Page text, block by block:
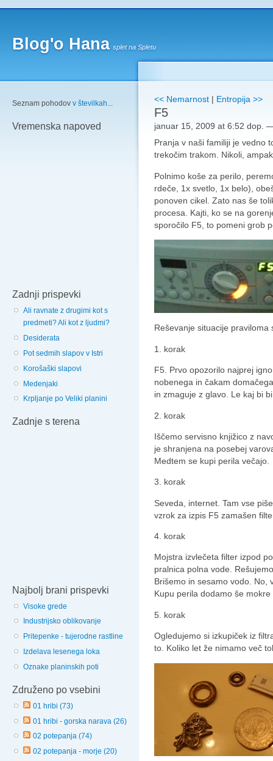
Blog'o Hana splet na Spletu
Seznam pohodov v številkah...
Vremenska napoved
Zadnji prispevki
Ali ravnate z drugimi kot s
predmeti? Ali kot z ljudmi?
Desiderata
Pot sedmih slapov v Istri
Korošaški slapovi
Medenjaki
Krpljanje po Veliki planini
Zadnje s terena
Najbolj brani prispevki
Visoke grede
Industrijsko oblikovanje
Pritepenke - tujerodne rastline
Izdelava lesenega loka
Oznake planinskih poti
Združeno po vsebini
01 hribi (73)
01 hribi - gorska narava (26)
02 potepanja (74)
02 potepanja - morje (20)
<< Nemarnost | Entropija >>
F5
januar 15, 2009 at 6:52 dop.
Pranja v naši familiji je vedno
trekočim trakom. Nikoli,
Polnimo koše za perilo,
rdeče, 1x svetlo, 1x belo),
ponoven cikel. Zato nas še
procesa. Kajti, ko se na
sporočilo F5, to pomeni grob
Reševanje situacije
1. korak
F5. Prvo opozorilo najprej
nobenega in čakam
in zmaguje z glavo. Le kaj bi
2. korak
Iščemo servisno knjižico z
je shranjena na posebej
Medtem se kupi perila večajo.
3. korak
Seveda, internet. Tam vse
vzrok za izpis F5 zamašen
4. korak
Mojstra izvlečeta filter izpod
pralnica polna vode.
Brišemo in sesamo vodo. No,
Kupu perila dodamo še mokre
5. korak
Ogledujemo si izkupiček iz
to. Koliko let že nimamo več